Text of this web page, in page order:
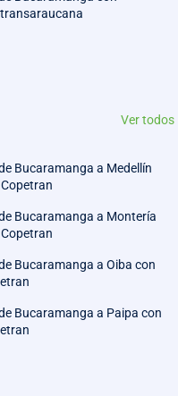
Ver todos
Bucaramanga a Medellín
Bucaramanga a Montería
Bucaramanga a Oiba con
Bucaramanga a Paipa con